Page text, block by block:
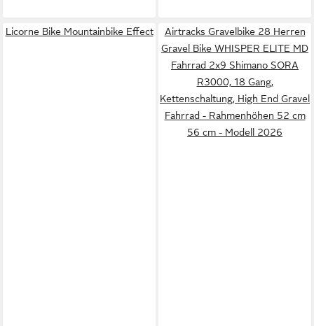
Licorne Bike Mountainbike Effect
Airtracks Gravelbike 28 Herren
Gravel Bike WHISPER ELITE MD
Fahrrad 2x9 Shimano SORA
R3000, 18 Gang,
Kettenschaltung, High End Gravel
Fahrrad - Rahmenhöhen 52 cm
56 cm - Modell 2026